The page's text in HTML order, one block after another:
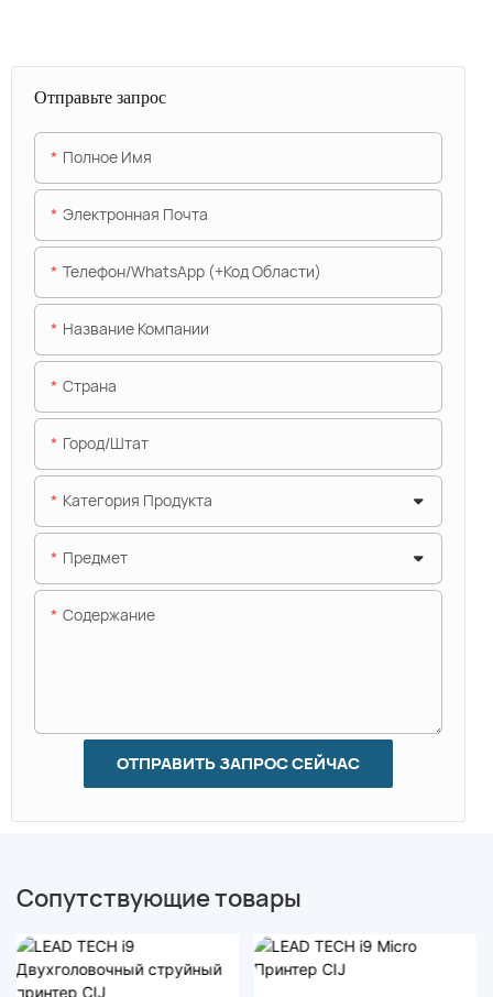
Отправьте запрос
Полное Имя
Электронная Почта
Телефон/WhatsApp (+код Области)
Название Компании
Страна
Город/штат
Категория Продукта
Предмет
Содержание
ОТПРАВИТЬ ЗАПРОС СЕЙЧАС
Сопутствующие товары